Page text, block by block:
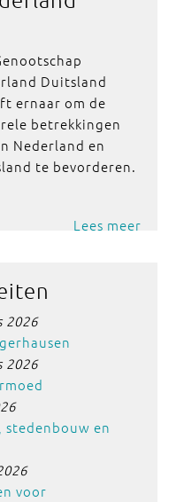
Duitsland
ernaar om de
betrekkingen
Nederland en
te bevorderen.
Lees meer
2026
2026
stedenbouw en
voor